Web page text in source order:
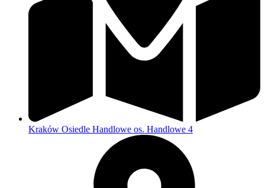
Kraków Osiedle Handlowe os. Handlowe 4